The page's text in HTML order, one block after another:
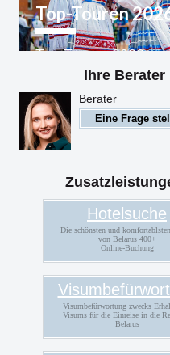
Top-Touren
Top-Touren 2026
WeißrusslandIhre Berater
Berater
Eine Frage
Hotelsuche
Die schönsten und
von Belarus 400+
Online-Buchung
Visumbefürwortung zwecks
Visums für die Einreise in die
Belarus